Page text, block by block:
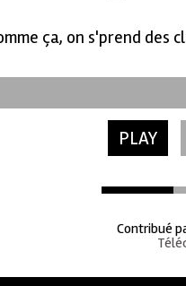
ça, on s'prend des
PLAY
Contribué